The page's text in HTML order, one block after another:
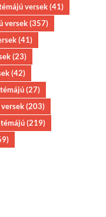
versek(41)
versek(357)
(41)
(23)
(42)
(27)
(203)
(219)